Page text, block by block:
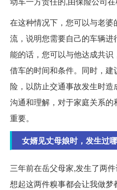
在这种情况下，您可以与老
流，说明您需要自己的车辆
能的话，您可以与他达成共
借车的时间和条件。同时，
险，以防止交通事故发生时
沟通和理解，对于家庭关系
重要。
女婿见丈母娘时，发生过
三年前在岳父母家,发生了两
想起这两件糗事都会让我做